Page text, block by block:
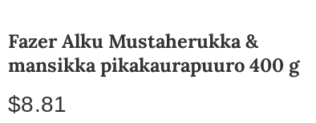
Fazer Alku Mustaherukka &
mansikka pikakaurapuuro 400 g
$8.81